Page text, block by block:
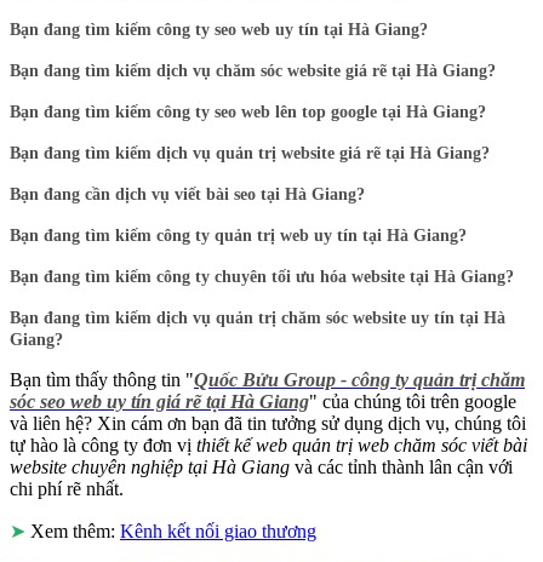
Bạn đang tìm kiếm công ty seo web uy tín tại Hà Giang?
Bạn đang tìm kiếm dịch vụ chăm sóc website giá rẽ tại Hà Giang?
Bạn đang tìm kiếm công ty seo web lên top google tại Hà Giang?
Bạn đang tìm kiếm dịch vụ quản trị website giá rẽ tại Hà Giang?
Bạn đang cần dịch vụ viết bài seo tại Hà Giang?
Bạn đang tìm kiếm công ty quản trị web uy tín tại Hà Giang?
Bạn đang tìm kiếm công ty chuyên tối ưu hóa website tại Hà Giang?
Bạn đang tìm kiếm dịch vụ quản trị chăm sóc website uy tín tại Hà
Giang?
Bạn tìm thấy thông tin "Quốc Bửu Group - công ty quản trị chăm
sóc seo web uy tín giá rẽ tại Hà Giang" của chúng tôi trên google
và liên hệ? Xin cám ơn bạn đã tin tưởng sử dụng dịch vụ, chúng tôi
tự hào là công ty đơn vị thiết kế web quản trị web chăm sóc viết bài
website chuyên nghiệp tại Hà Giang và các tỉnh thành lân cận với
chi phí rẽ nhất.
➤ Xem thêm: Kênh kết nối giao thương